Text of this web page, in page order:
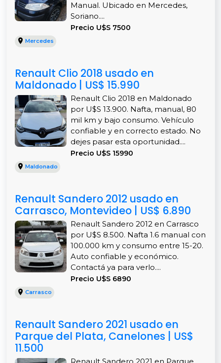
Manual. Ubicado en Mercedes,
Soriano....
Precio U$S 7500
Mercedes
Renault Clio 2018 usado en
Maldonado | US$ 15.990
Renault Clio 2018 en Maldonado
por U$S 13.900. Nafta, manual, 80
mil km y bajo consumo. Vehículo
confiable y en correcto estado. No
dejes pasar esta oportunidad....
Precio U$S 15990
Maldonado
Renault Sandero 2012 usado en
Carrasco, Montevideo | US$ 6.890
Renault Sandero 2012 en Carrasco
por U$S 8.500. Nafta 1.6 manual con
100.000 km y consumo entre 15-20.
Auto confiable y económico.
Contactá ya para verlo....
Precio U$S 6890
Carrasco
Renault Sandero 2021 usado en
Parque del Plata, Canelones | US$
11.500